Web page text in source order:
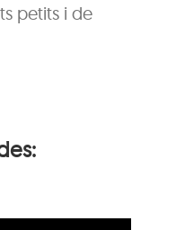
petits i de